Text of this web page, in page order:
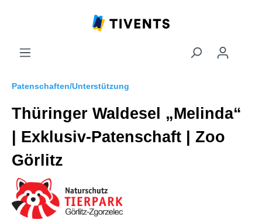
Patenschaften/Unterstützung
Thüringer Waldesel „Melinda“
| Exklusiv-Patenschaft | Zoo
Görlitz